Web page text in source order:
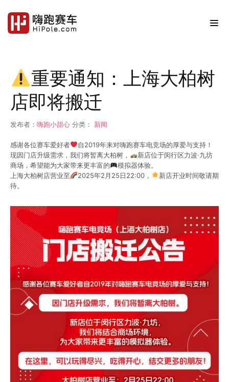
重要通知：上海大柏树
店即将搬迁
发布者： 嗨跑小甜心 分类： 新闻
感谢各位赛车爱好者
自2019年来对嗨跑赛车电竞场的厚爱与支持！
现因门店升级需求，我们将暂离大柏树，
新店位于闵行区力波·九坊
商场，希望能为大家带来更丰富的
模拟器体验。
上海大柏树店营业至
2025年2月25日22:00，
新店开业时间敬请期
待。